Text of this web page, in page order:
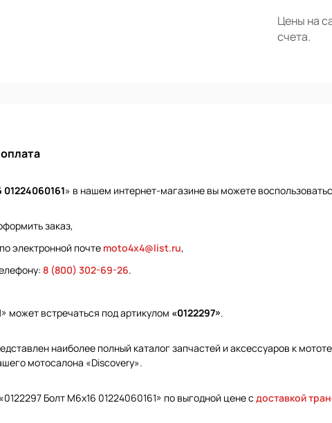
Цены на
счета.
» в нашем интернет-магазине вы можете
заказ,
электронной почте moto4x4@list.ru,
8 (800) 302-69-26.
может встречаться под артикулом «0122297».
наиболее полный каталог запчастей и аксессуаров к
мотосалона «Discovery».
Болт М6х16 01224060161» по выгодной цене с доставкой